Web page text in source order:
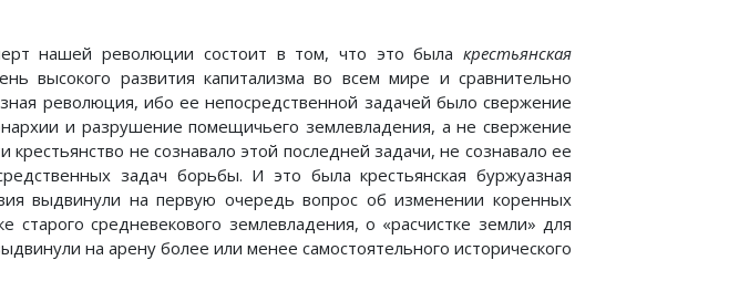
нашей революции состоит в том, что это была крестьянская
высокого развития капитализма во всем мире и сравнительно
революция, ибо ее непосредственной задачей было свержение
и разрушение помещичьего землевладения, а не свержение
крестьянство не сознавало этой последней задачи, не сознавало ее
задач борьбы. И это была крестьянская буржуазная
выдвинули на первую очередь вопрос об изменении коренных
старого средневекового землевладения, о «расчистке земли» для
на арену более или менее самостоятельного исторического